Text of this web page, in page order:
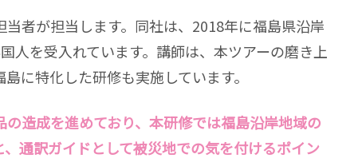
者が担当します。同社は、2018年に福島県沿岸
人を受入れています。講師は、本ツアーの磨き上
に特化した研修も実施しています。
造成を進めており、本研修では福島沿岸地域の
通訳ガイドとして被災地での気を付けるポイン